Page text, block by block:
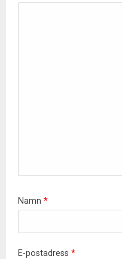
Namn *
E-postadress *